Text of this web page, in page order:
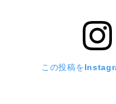
この投稿を